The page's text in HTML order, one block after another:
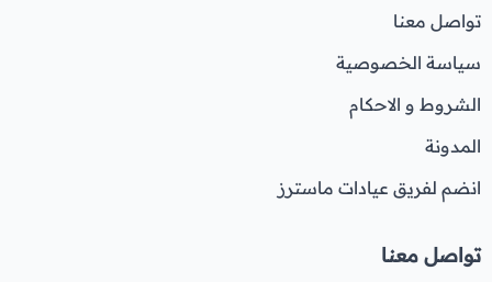
تواصل معنا
سياسة الخصوصية
الشروط و الاحكام
المدونة
انضم لفريق عيادات ماسترز
تواصل معنا